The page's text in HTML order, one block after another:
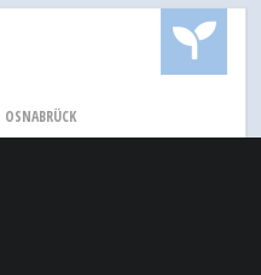
OSNABRÜCK